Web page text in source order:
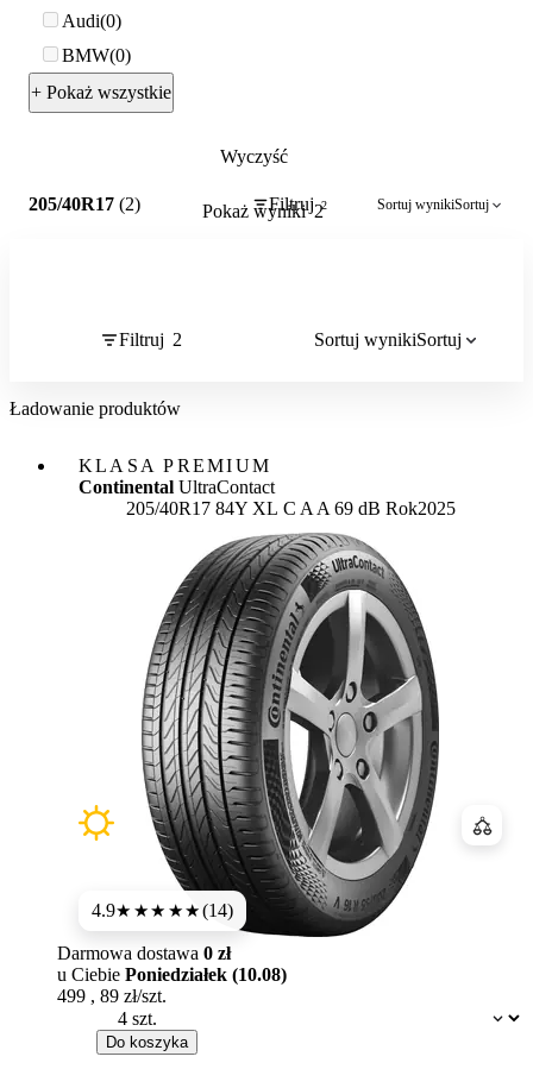
Audi 0
BMW 0
+ Pokaż wszystkie
Wyczyść
Pokaż wyniki 2
205/40R17 (2) Filtruj 2 Sortuj wynikiSortuj
Filtruj 2 Sortuj wynikiSortuj
Ładowanie produktów
KLASA PREMIUM
Continental UltraContact
205/40R17 84Y XL Etykieta:
C A A 69 dB Rok2025
4.9★★★★★(14)
Dostępność:
Darmowa dostawa 0 zł
u Ciebie Poniedziałek (10.08)
499 , 89 zł/szt.
Do koszyka